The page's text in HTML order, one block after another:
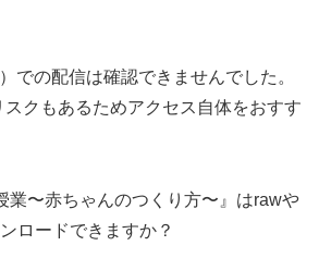
での配信は確認できませんでした。
クもあるためアクセス自体をおすす
業〜赤ちゃんのつくり方〜』はrawや
ロードできますか？